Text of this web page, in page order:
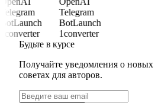
Telegram
BotLaunch
1converter
Telegram
BotLaunch
1converter
Будьте в курсе
Получайте уведомления о новых
советах для авторов.